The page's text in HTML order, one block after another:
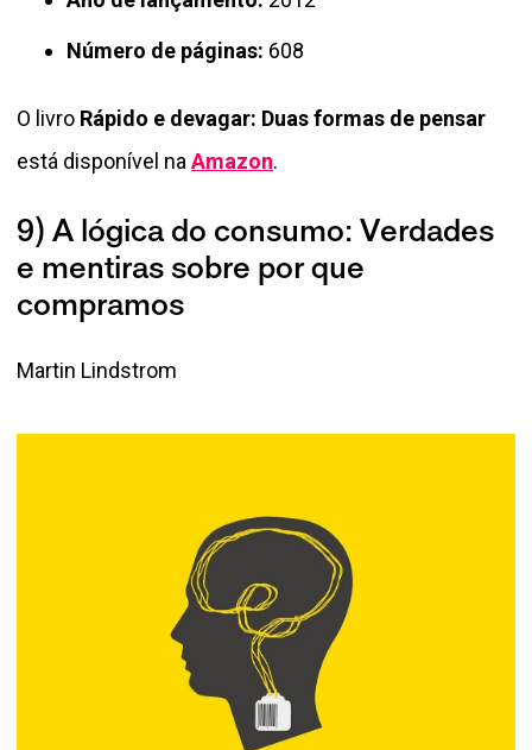
Número de páginas: 608
O livro Rápido e devagar: Duas formas de pensar
está disponível na Amazon.
9) A lógica do consumo: Verdades
e mentiras sobre por que
compramos
Martin Lindstrom